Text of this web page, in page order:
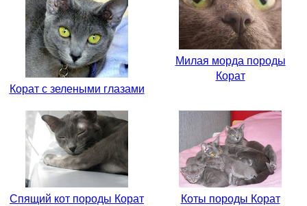
Корат с зелеными глазами
Милая морда породы
Корат
Спящий кот породы Корат Коты породы Корат